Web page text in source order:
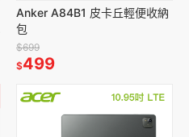
Anker A84B1 皮卡丘輕便收納
包
$699
$499